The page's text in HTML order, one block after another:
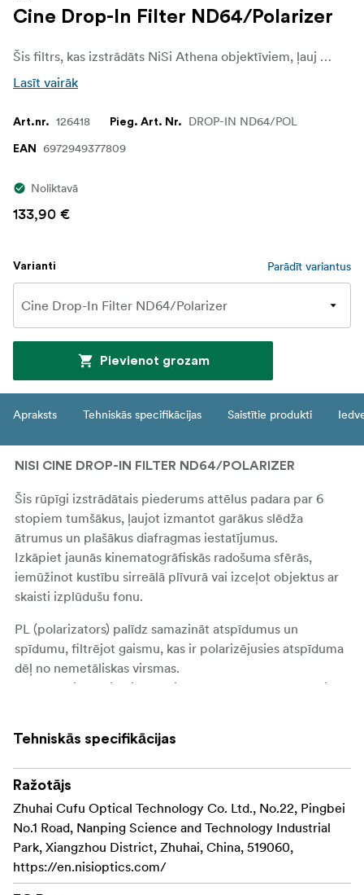
Cine Drop-In Filter ND64/Polarizer
Šis filtrs, kas izstrādāts NiSi Athena objektīviem, ļauj izmantot garākus slēdža ātrumus un plašākas diafragmas, vienlaikus palīdzot samazināt atspīdumus un spīdumu, atfiltrējot gaismu, kas polarizējusies, atspoguļojoties no nemetāliskas virsmas. Pateicoties augstas kvalitātes optiskajam stiklam un pilna spektra neitralitātei, katrs kadrs kļūst par soli tuvāk perfekcijai.
Lasīt vairāk
Art.nr. 126418 Pieg. Art. Nr. DROP-IN ND64/POL
EAN 6972949377809
Noliktavā
133,90 €
Varianti Parādīt variantus
Pievienot grozam
Apraksts Tehniskās specifikācijas Saistītie produkti
NISI CINE DROP-IN FILTER ND64/POLARIZER
Šis rūpīgi izstrādātais piederums attēlus padara par 6
stopiem tumšākus, ļaujot izmantot garākus slēdža
ātrumus un plašākus diafragmas iestatījumus.
Izkāpiet jaunās kinematogrāfiskās radošuma sfērās,
iemūžinot kustību sirreālā plīvurā vai izceļot objektus ar
skaisti izplūdušu fonu.
PL (polarizators) palīdz samazināt atspīdumus un
spīdumu, filtrējot gaismu, kas ir polarizējusies atspīduma
dēļ no nemetāliskas virsmas.
Rezultātā ievērojami samazinās spīdums un atspīdumi no
ir apliecinājums NiSi nelokāmajai apņemšanās nodrošināt
optisko izcilību.
Pateicoties NiSi Optical Nano Coating tehnoloģijai, šis
dārgakmens garantē pilna spektra neitralitāti, nodrošinot
autentiskus, dzīvesdabīgus kinematogrāfiskus rezultātus.
Katrs kadrs saglabā sākotnējo krāsu precizitāti un
Tehniskās specifikācijas
Ražotājs
Zhuhai Cufu Optical Technology Co. Ltd., No.22, Pingbei
No.1 Road, Nanping Science and Technology Industrial
Park, Xiangzhou District, Zhuhai, China, 519060,
https://en.nisioptics.com/